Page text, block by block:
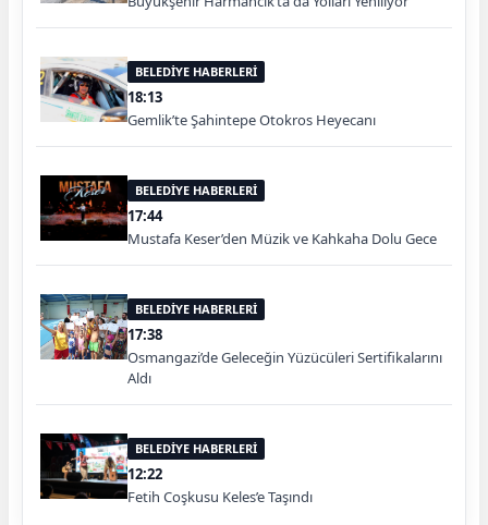
BELEDİYE HABERLERİ
18:13
Gemlik’te Şahintepe Otokros Heyecanı
BELEDİYE HABERLERİ
17:44
Mustafa Keser’den Müzik ve Kahkaha Dolu Gece
BELEDİYE HABERLERİ
17:38
Osmangazi’de Geleceğin Yüzücüleri Sertifikalarını
Aldı
BELEDİYE HABERLERİ
12:22
Fetih Coşkusu Keles’e Taşındı